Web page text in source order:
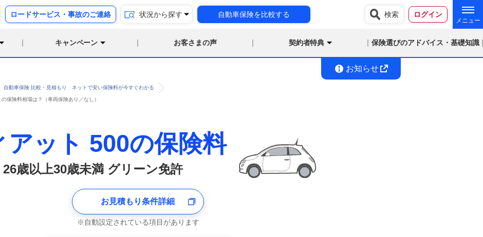
ロードサービス・事故のご連絡 状況から探す 自動車保険を比較する 検索 ログイン
キャンペーン お客さまの声 契約者特典 保険選びのアドバイス・基礎知識
お知らせ
自動車保険 比較・見積もり ネットで安い保険料が今すぐわかる
保険料相場は？（車両保険あり／なし）
アット 500の保険料
26歳以上30歳未満 グリーン免許
お見積もり条件詳細
自動設定されている項目があります